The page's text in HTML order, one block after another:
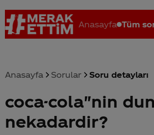
Anasayfa Tüm
Coca-Cola nerenin malı? Coca cola İsrail
Anasayfa Sorular Soru detayları
coca-cola"nin
nekadardir?